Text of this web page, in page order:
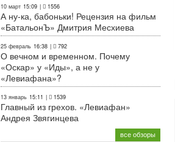
10 март 15:09 | 1556
А ну-ка, бабоньки! Рецензия на фильм
«БатальонЪ» Дмитрия Месхиева
25 февраль 16:38 | 792
О вечном и временном. Почему
«Оскар» у «Иды», а не у
«Левиафана»?
13 январь 15:11 | 1539
Главный из грехов. «Левиафан»
Андрея Звягинцева
все обзоры